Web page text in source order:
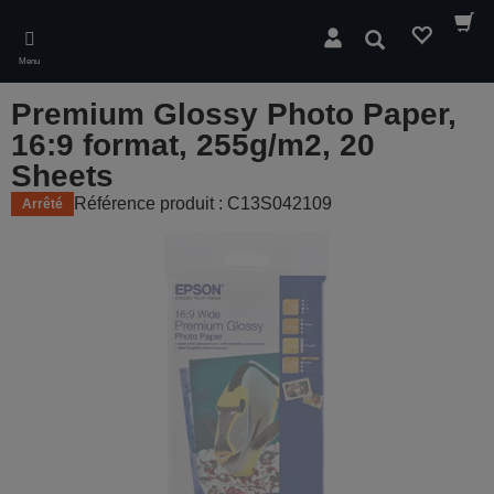
main
content
Menu
Rechercher
Premium Glossy Photo Paper,
16:9 format, 255g/m2, 20
Sheets
Arrêté Référence produit : C13S042109